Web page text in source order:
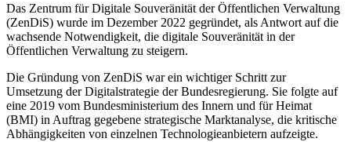
Das Zentrum für Digitale Souveränität der Öffentlichen Verwaltung
(ZenDiS) wurde im Dezember 2022 gegründet, als Antwort auf die
wachsende Notwendigkeit, die digitale Souveränität in der
Öffentlichen Verwaltung zu steigern.
Die Gründung von ZenDiS war ein wichtiger Schritt zur
Umsetzung der Digitalstrategie der Bundesregierung. Sie folgte auf
eine 2019 vom Bundesministerium des Innern und für Heimat
(BMI) in Auftrag gegebene strategische Marktanalyse, die kritische
Abhängigkeiten von einzelnen Technologieanbietern aufzeigte.